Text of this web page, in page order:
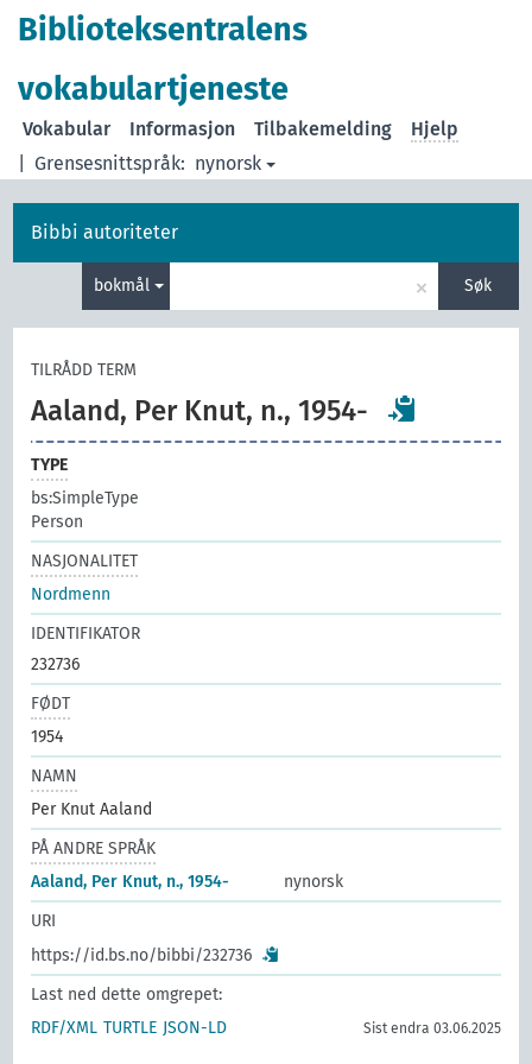
Biblioteksentralens
vokabulartjeneste
Grensesnittspråk: nynorsk
Vokabular Informasjon Tilbakemelding Hjelp
Bibbi autoriteter
bokmål × Søk
TILRÅDD TERM
Aaland, Per Knut, n., 1954-
TYPE
bs:SimpleType
Person
NASJONALITET
Nordmenn
IDENTIFIKATOR
232736
FØDT
1954
NAMN
Per Knut Aaland
PÅ ANDRE SPRÅK
Aaland, Per Knut, n., 1954-
nynorsk
URI
https://id.bs.no/bibbi/232736
Last ned dette omgrepet:
RDF/XML TURTLE JSON-LD Sist endra 03.06.2025